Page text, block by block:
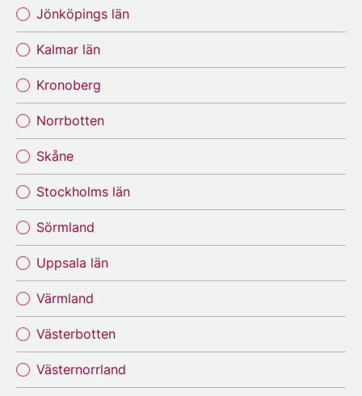
Jönköpings län
Kalmar län
Kronoberg
Norrbotten
Skåne
Stockholms län
Sörmland
Uppsala län
Värmland
Västerbotten
Västernorrland